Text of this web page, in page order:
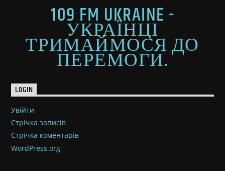
109 FM UKRAINE -
УКРАЇНЦІ
ТРИМАЙМОСЯ ДО
ПЕРЕМОГИ.
LOGIN
Увійти
Стрічка записів
Стрічка коментарів
WordPress.org